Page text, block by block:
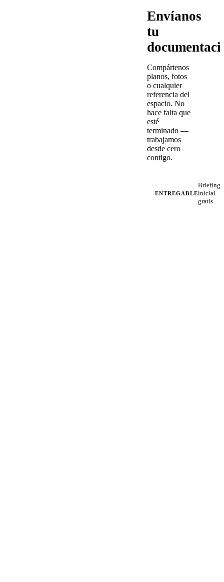
Envíanos
tu
Compártenos
planos, fotos
o cualquier
referencia del
espacio. No
hace falta que
esté
terminado —
trabajamos
desde cero
contigo.
ENTREGABLE
Briefing
inicial
gratis